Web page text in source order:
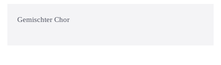
Gemischter Chor